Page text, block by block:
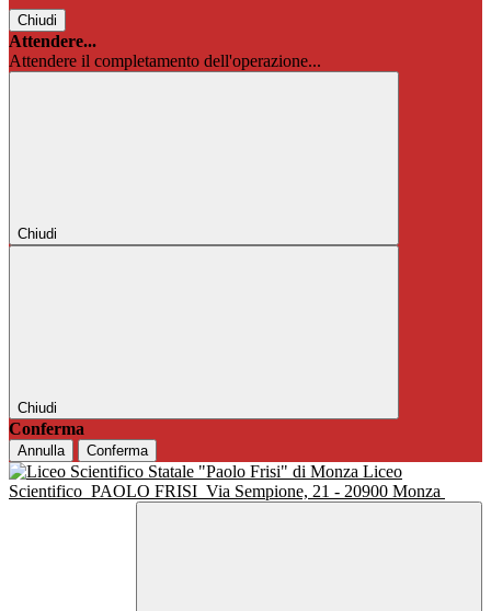
Chiudi
Attendere...
Attendere il completamento dell'operazione...
Chiudi
Chiudi
Conferma
Annulla Conferma
Liceo
Scientifico PAOLO FRISI Via Sempione, 21 - 20900 Monza